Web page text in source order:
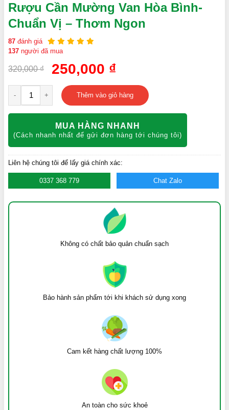
Rượu Cần Mường Van Hòa Bình-
Chuẩn Vị – Thơm Ngon
87 đánh giá
137 người đã mua
320,000₫ 250,000 ₫
- + Thêm vào giỏ hàng
MUA HÀNG NHANH
(Cách nhanh nhất để gửi đơn hàng tới chúng tôi)
Liên hệ chúng tôi để lấy giá chính xác:
0337 368 779 Chat Zalo
Không có chất bảo quản chuẩn sạch
Bảo hành sản phẩm tới khi khách sử dụng xong
Cam kết hàng chất lượng 100%
An toàn cho sức khoẻ